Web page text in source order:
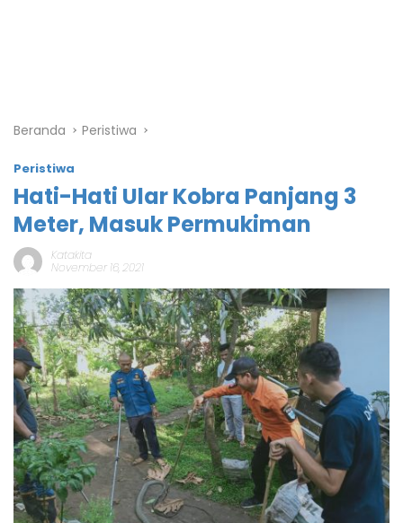
Beranda Peristiwa
Peristiwa
Hati-Hati Ular Kobra Panjang 3
Meter, Masuk Permukiman
Katakita
November 16, 2021